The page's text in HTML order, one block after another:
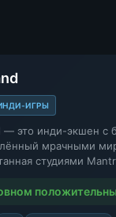
ИГРЫ
— это инди-экшен с
мрачными
студиями